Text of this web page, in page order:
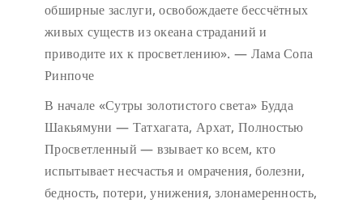
обширные заслуги, освобождаете бессчётных
живых существ из океана страданий и
приводите их к просветлению». — Лама Сопа
Ринпоче
В начале «Сутры золотистого света» Будда
Шакьямуни — Татхагата, Архат, Полностью
Просветленный — взывает ко всем, кто
испытывает несчастья и омрачения, болезни,
бедность, потери, унижения, злонамеренность,